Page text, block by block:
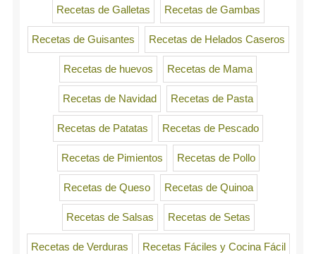
Recetas de Galletas Recetas de Gambas
Recetas de Guisantes Recetas de Helados Caseros
Recetas de huevos Recetas de Mama
Recetas de Navidad Recetas de Pasta
Recetas de Patatas Recetas de Pescado
Recetas de Pimientos Recetas de Pollo
Recetas de Queso Recetas de Quinoa
Recetas de Salsas Recetas de Setas
Recetas de Verduras Recetas Fáciles y Cocina Fácil